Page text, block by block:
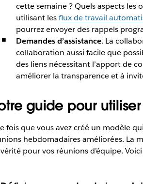
cette semaine ? Quels aspects les
utilisant lesflux de travail
pourrez envoyer des rappels
Demandes d’assistance. La
collaboration aussi facile que
des liens nécessitant l’apport de
améliorer la transparence et à
guide pour
fois que vous avez créé un modèle
hebdomadaires améliorées. La
pour vos réunions d’équipe.